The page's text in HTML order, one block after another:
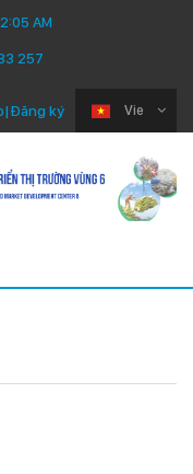
AM
257
Vie
|Đăng ký